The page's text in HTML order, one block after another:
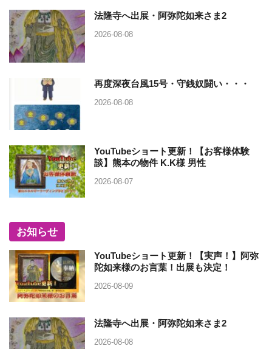
法隆寺へ出展・阿弥陀如来さま2
2026-08-08
再度深夜台風15号・守銭奴闘い・・・
2026-08-08
YouTubeショート更新！【お客様体験
談】熊本の物件 K.K様 男性
2026-08-07
お知らせ
YouTubeショート更新！【実声！】阿弥
陀如来様のお言葉！出展も決定！
2026-08-09
法隆寺へ出展・阿弥陀如来さま2
2026-08-08